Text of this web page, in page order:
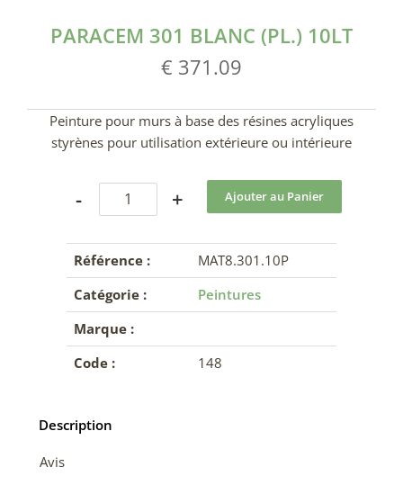
PARACEM 301 BLANC (PL.) 10LT
€ 371.09
Peinture pour murs à base des résines acryliques
styrènes pour utilisation extérieure ou intérieure
- +
Référence :
MAT8.301.10P
Catégorie :
Peintures
Marque :
Code :
148
Description
Avis